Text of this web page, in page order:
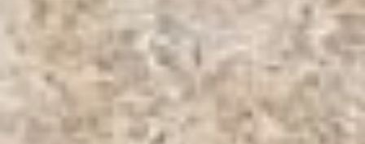
санитарная и омолаживающая
обрезка. Самая массовая
вырубка предстоит Амурскому
бульвару. Там под топор пойдет
почти 800 стволов. Старые и
представляющие опасность для
пешеходов, уберут, а остальные